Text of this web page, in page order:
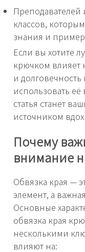
Преподавателей
классов,
знания и
Если вы хотите
крючком влияет
и долговечность
использовать её
статья станет
источником
Почему
внимание
Обвязка края —
элемент, а
Основные
обвязка края
несколькими
влияют на: